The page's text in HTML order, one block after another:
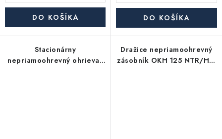
DO KOŠÍKA DO KOŠÍKA
Stacionárny
nepriamoohrevný ohrievač
Dražice nepriamoohrevný
zásobník OKH 125 NTR/HV,